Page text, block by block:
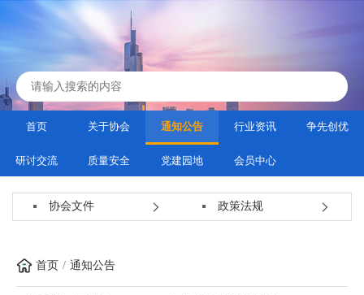
首页 关于协会 通知公告 行业资讯 争先创优
研讨交流 质量安全 党建园地 会员中心
协会文件 政策法规
首页 通知公告